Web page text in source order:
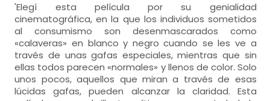
'Elegí esta película por su genialidad
cinematográfica, en la que los individuos sometidos
al consumismo son desenmascarados como
«calaveras» en blanco y negro cuando se les ve a
través de unas gafas especiales, mientras que sin
ellas todos parecen «normales» y llenos de color. Solo
unos pocos, aquellos que miran a través de esas
lúcidas gafas, pueden alcanzar la claridad. Esta